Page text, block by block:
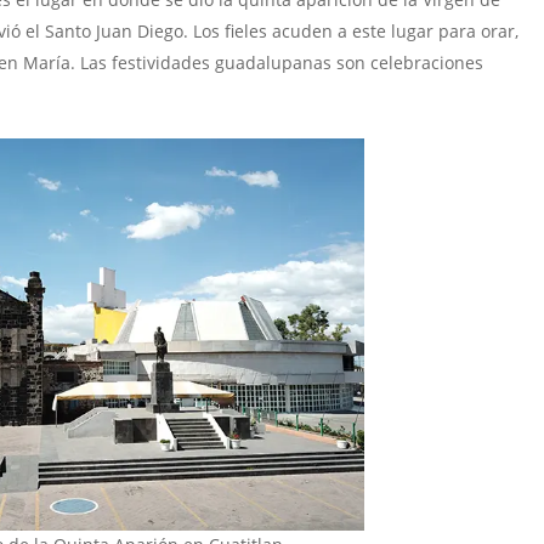
el Santo Juan Diego. Los fieles acuden a este lugar para orar,
María. Las festividades guadalupanas son celebraciones